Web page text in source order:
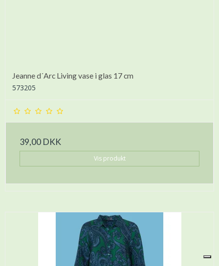
Jeanne d´Arc Living vase i glas 17 cm
573205
39,00 DKK
Vis produkt